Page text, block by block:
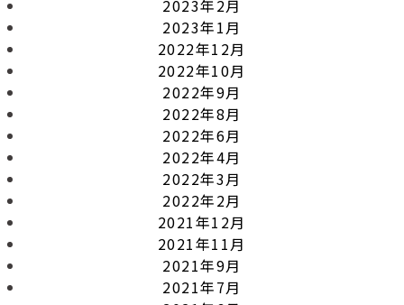
2023年2月
2023年1月
2022年12月
2022年10月
2022年9月
2022年8月
2022年6月
2022年4月
2022年3月
2022年2月
2021年12月
2021年11月
2021年9月
2021年7月